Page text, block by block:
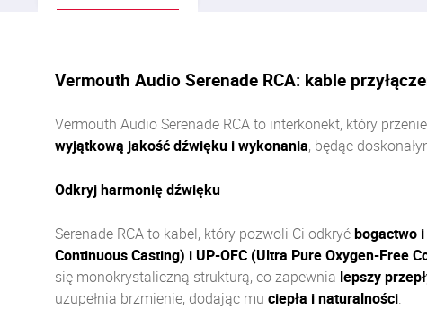
Vermouth Audio Serenade RCA: kable
Vermouth Audio Serenade RCA to interkonekt, który
wyjątkową jakość dźwięku i wykonania, będąc
Odkryj harmonię dźwięku
Serenade RCA to kabel, który pozwoli Ci odkryćbogactwo
Continuous Casting) i UP-OFC (Ultra Pure Oxygen-Free
się monokrystaliczną strukturą, co zapewnia lepszy
uzupełnia brzmienie, dodając mu ciepła i naturalności.